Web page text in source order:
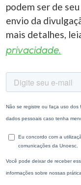
podem ser de
envio da
mais detalhes,
privacidade.